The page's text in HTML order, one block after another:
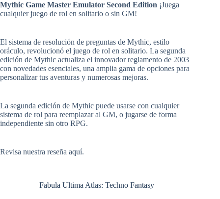
Mythic Game Master Emulator Second Edition ¡Juega
cualquier juego de rol en solitario o sin GM!
El sistema de resolución de preguntas de Mythic, estilo
oráculo, revolucionó el juego de rol en solitario. La segunda
edición de Mythic actualiza el innovador reglamento de 2003
con novedades esenciales, una amplia gama de opciones para
personalizar tus aventuras y numerosas mejoras.
La segunda edición de Mythic puede usarse con cualquier
sistema de rol para reemplazar al GM, o jugarse de forma
independiente sin otro RPG.
Revisa nuestra reseña aquí.
Fabula Ultima Atlas: Techno Fantasy